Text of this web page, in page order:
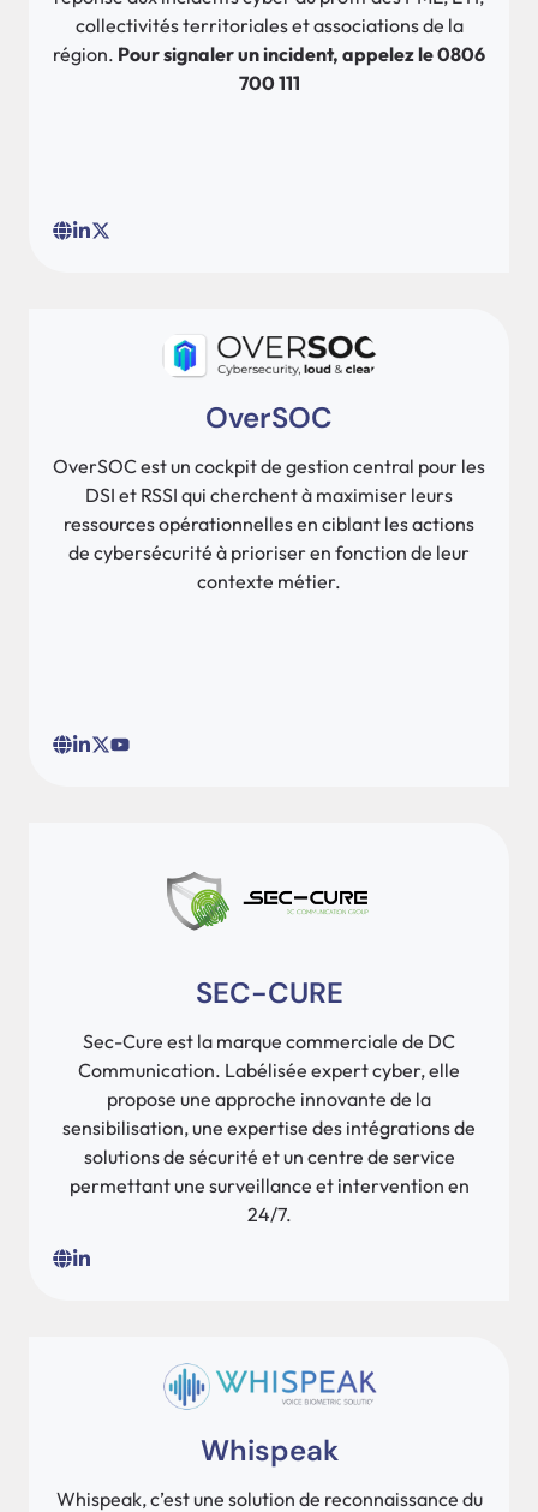
collectivités territoriales et associations de la
région. Pour signaler un incident, appelez le 0806
700 111
OverSOC
OverSOC est un cockpit de gestion central pour les
DSI et RSSI qui cherchent à maximiser leurs
ressources opérationnelles en ciblant les actions
de cybersécurité à prioriser en fonction de leur
contexte métier.
SEC-CURE
Sec-Cure est la marque commerciale de DC
Communication. Labélisée expert cyber, elle
propose une approche innovante de la
sensibilisation, une expertise des intégrations de
solutions de sécurité et un centre de service
permettant une surveillance et intervention en
24/7.
Whispeak
Whispeak, c’est une solution de reconnaissance du